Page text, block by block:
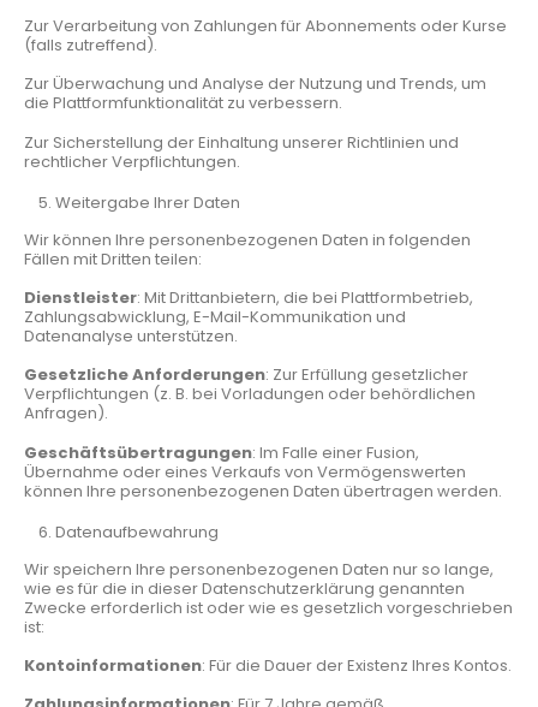
Zur Verarbeitung von Zahlungen für Abonnements oder Kurse
(falls zutreffend).
Zur Überwachung und Analyse der Nutzung und Trends, um
die Plattformfunktionalität zu verbessern.
Zur Sicherstellung der Einhaltung unserer Richtlinien und
rechtlicher Verpflichtungen.
Weitergabe Ihrer Daten
Wir können Ihre personenbezogenen Daten in folgenden
Fällen mit Dritten teilen:
Dienstleister: Mit Drittanbietern, die bei Plattformbetrieb,
Zahlungsabwicklung, E-Mail-Kommunikation und
Datenanalyse unterstützen.
Gesetzliche Anforderungen: Zur Erfüllung gesetzlicher
Verpflichtungen (z. B. bei Vorladungen oder behördlichen
Anfragen).
Geschäftsübertragungen: Im Falle einer Fusion,
Übernahme oder eines Verkaufs von Vermögenswerten
können Ihre personenbezogenen Daten übertragen werden.
Datenaufbewahrung
Wir speichern Ihre personenbezogenen Daten nur so lange,
wie es für die in dieser Datenschutzerklärung genannten
Zwecke erforderlich ist oder wie es gesetzlich vorgeschrieben
ist:
Kontoinformationen: Für die Dauer der Existenz Ihres Kontos.